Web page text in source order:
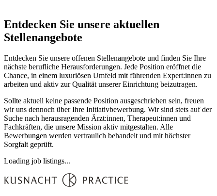
Entdecken Sie unsere aktuellen
Stellenangebote
Entdecken Sie unsere offenen Stellenangebote und finden Sie Ihre
nächste berufliche Herausforderungen. Jede Position eröffnet die
Chance, in einem luxuriösen Umfeld mit führenden Expert:innen zu
arbeiten und aktiv zur Qualität unserer Einrichtung beizutragen.
Sollte aktuell keine passende Position ausgeschrieben sein, freuen
wir uns dennoch über Ihre Initiativbewerbung. Wir sind stets auf der
Suche nach herausragenden Ärzt:innen, Therapeut:innen und
Fachkräften, die unsere Mission aktiv mitgestalten. Alle
Bewerbungen werden vertraulich behandelt und mit höchster
Sorgfalt geprüft.
Loading job listings...